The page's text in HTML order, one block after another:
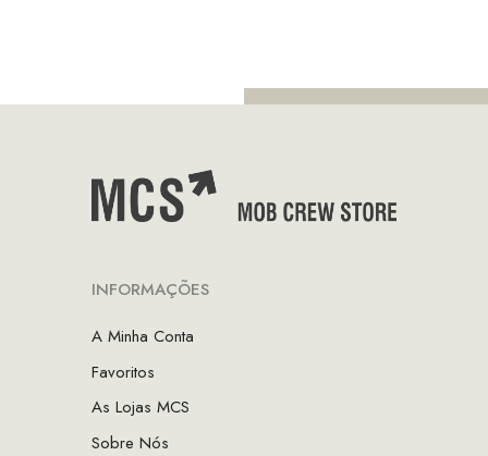
INFORMAÇÕES
A Minha Conta
Favoritos
As Lojas MCS
Sobre Nós